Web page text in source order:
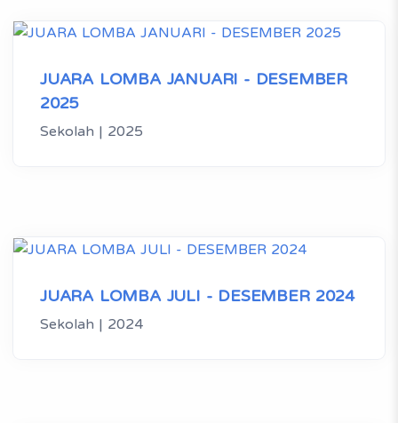
JUARA LOMBA JANUARI - DESEMBER
2025
Sekolah | 2025
JUARA LOMBA JULI - DESEMBER 2024
Sekolah | 2024